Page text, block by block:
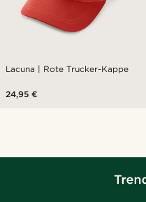
Lacuna | Rote Trucker-Kappe
24,95 €